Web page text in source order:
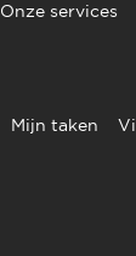
Onze services
Mijn taken